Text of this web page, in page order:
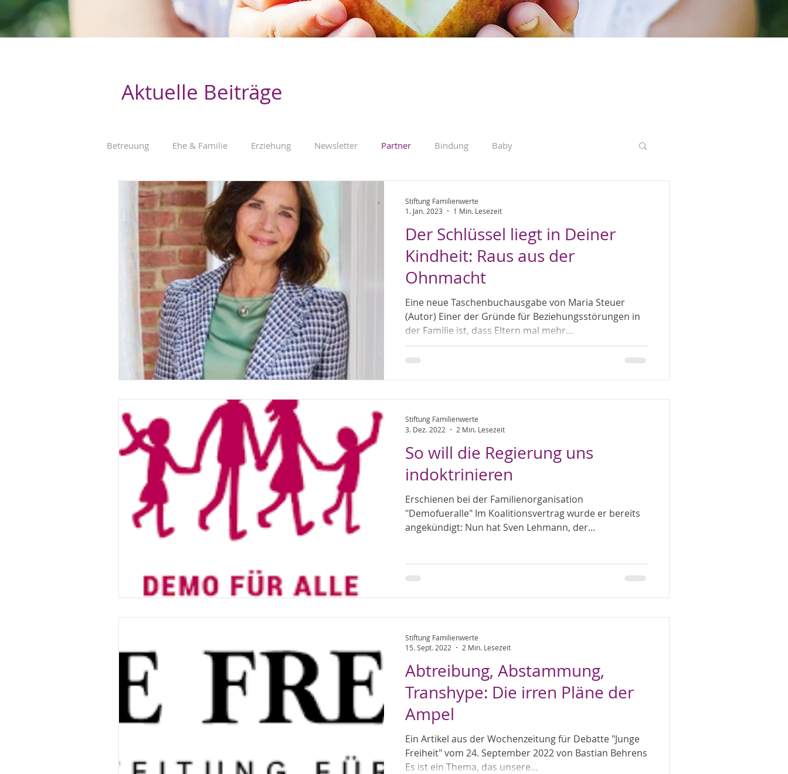
Aktuelle Beiträge
Betreuung Ehe & Familie Erziehung Newsletter Partner Bindung Baby
Kinderrechte / Elternrechte Kleinkind
Selbstbestimmung
Der Schlüssel liegt in Deiner
Kindheit: Raus aus der
Ohnmacht
Eine neue Taschenbuchausgabe von Maria Steuer
(Autor) Einer der Gründe für Beziehungsstörungen in
der Familie ist, dass Eltern mal mehr...
Stiftung Familienwerte
1. Jan. 2023
1 Min. Lesezeit
So will die Regierung uns
indoktrinieren
Erschienen bei der Familienorganisation
"Demofueralle" Im Koalitionsvertrag wurde er bereits
angekündigt: Nun hat Sven Lehmann, der...
Stiftung Familienwerte
3. Dez. 2022
2 Min. Lesezeit
Abtreibung, Abstammung,
Transhype: Die irren Pläne der
Ampel
Ein Artikel aus der Wochenzeitung für Debatte "Junge
Freiheit" vom 24. September 2022 von Bastian Behrens
Es ist ein Thema, das unsere...
Stiftung Familienwerte
15. Sept. 2022
2 Min. Lesezeit